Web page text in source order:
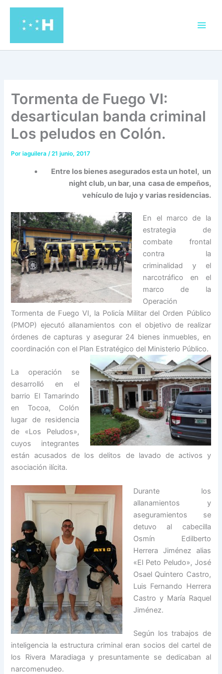
contenido
Tormenta de Fuego VI:
desarticulan banda criminal
Los peludos en Colón.
Poriaguilera/21 junio, 2017
Entre los bienes asegurados esta un hotel, un
night club, un bar, una casa de empeños,
vehículo de lujo y varias residencias.
En el marco de la
estrategia de
combate frontal
contra la
criminalidad y el
narcotráfico en el
marco de la
Operación
Tormenta de Fuego VI, la Policía Militar del Orden Público
(PMOP) ejecutó allanamientos con el objetivo de realizar
órdenes de capturas y asegurar 24 bienes inmuebles, en
coordinación con el Plan Estratégico del Ministerio Público.
La operación se
desarrolló en el
barrio El Tamarindo
en Tocoa, Colón
lugar de residencia
de «Los Peludos»,
cuyos integrantes
están acusados de los delitos de lavado de activos y
asociación ilícita.
Durante los
allanamientos y
aseguramientos se
detuvo al cabecilla
Osmín Edilberto
Herrera Jiménez alias
«El Peto Peludo», José
Osael Quintero Castro,
Luis Fernando Herrera
Castro y María Raquel
Jiménez.
Según los trabajos de
inteligencia la estructura criminal eran socios del cartel de
los Rivera Maradiaga y presuntamente se dedicaban al
narcomenudeo.